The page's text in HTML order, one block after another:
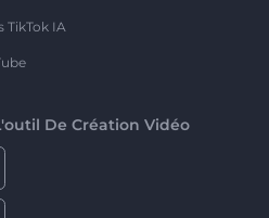
TikTok IA
De Création Vidéo